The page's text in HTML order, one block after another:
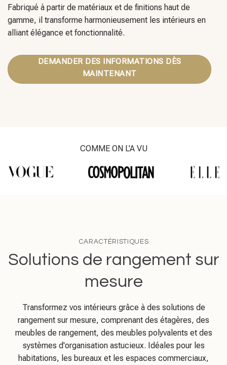
Fabriqué à partir de matériaux et de finitions haut de
gamme, il transforme harmonieusement les intérieurs en
alliant élégance et fonctionnalité.
DEMANDER DES INFORMATIONS DÈS
MAINTENANT
COMME ON L'A VU
CARACTÉRISTIQUES
Solutions de rangement sur
mesure
Transformez vos intérieurs grâce à des solutions de
rangement sur mesure, comprenant des étagères, des
meubles de rangement, des meubles polyvalents et des
systèmes d'organisation astucieux. Idéales pour les
habitations, les bureaux et les espaces commerciaux,